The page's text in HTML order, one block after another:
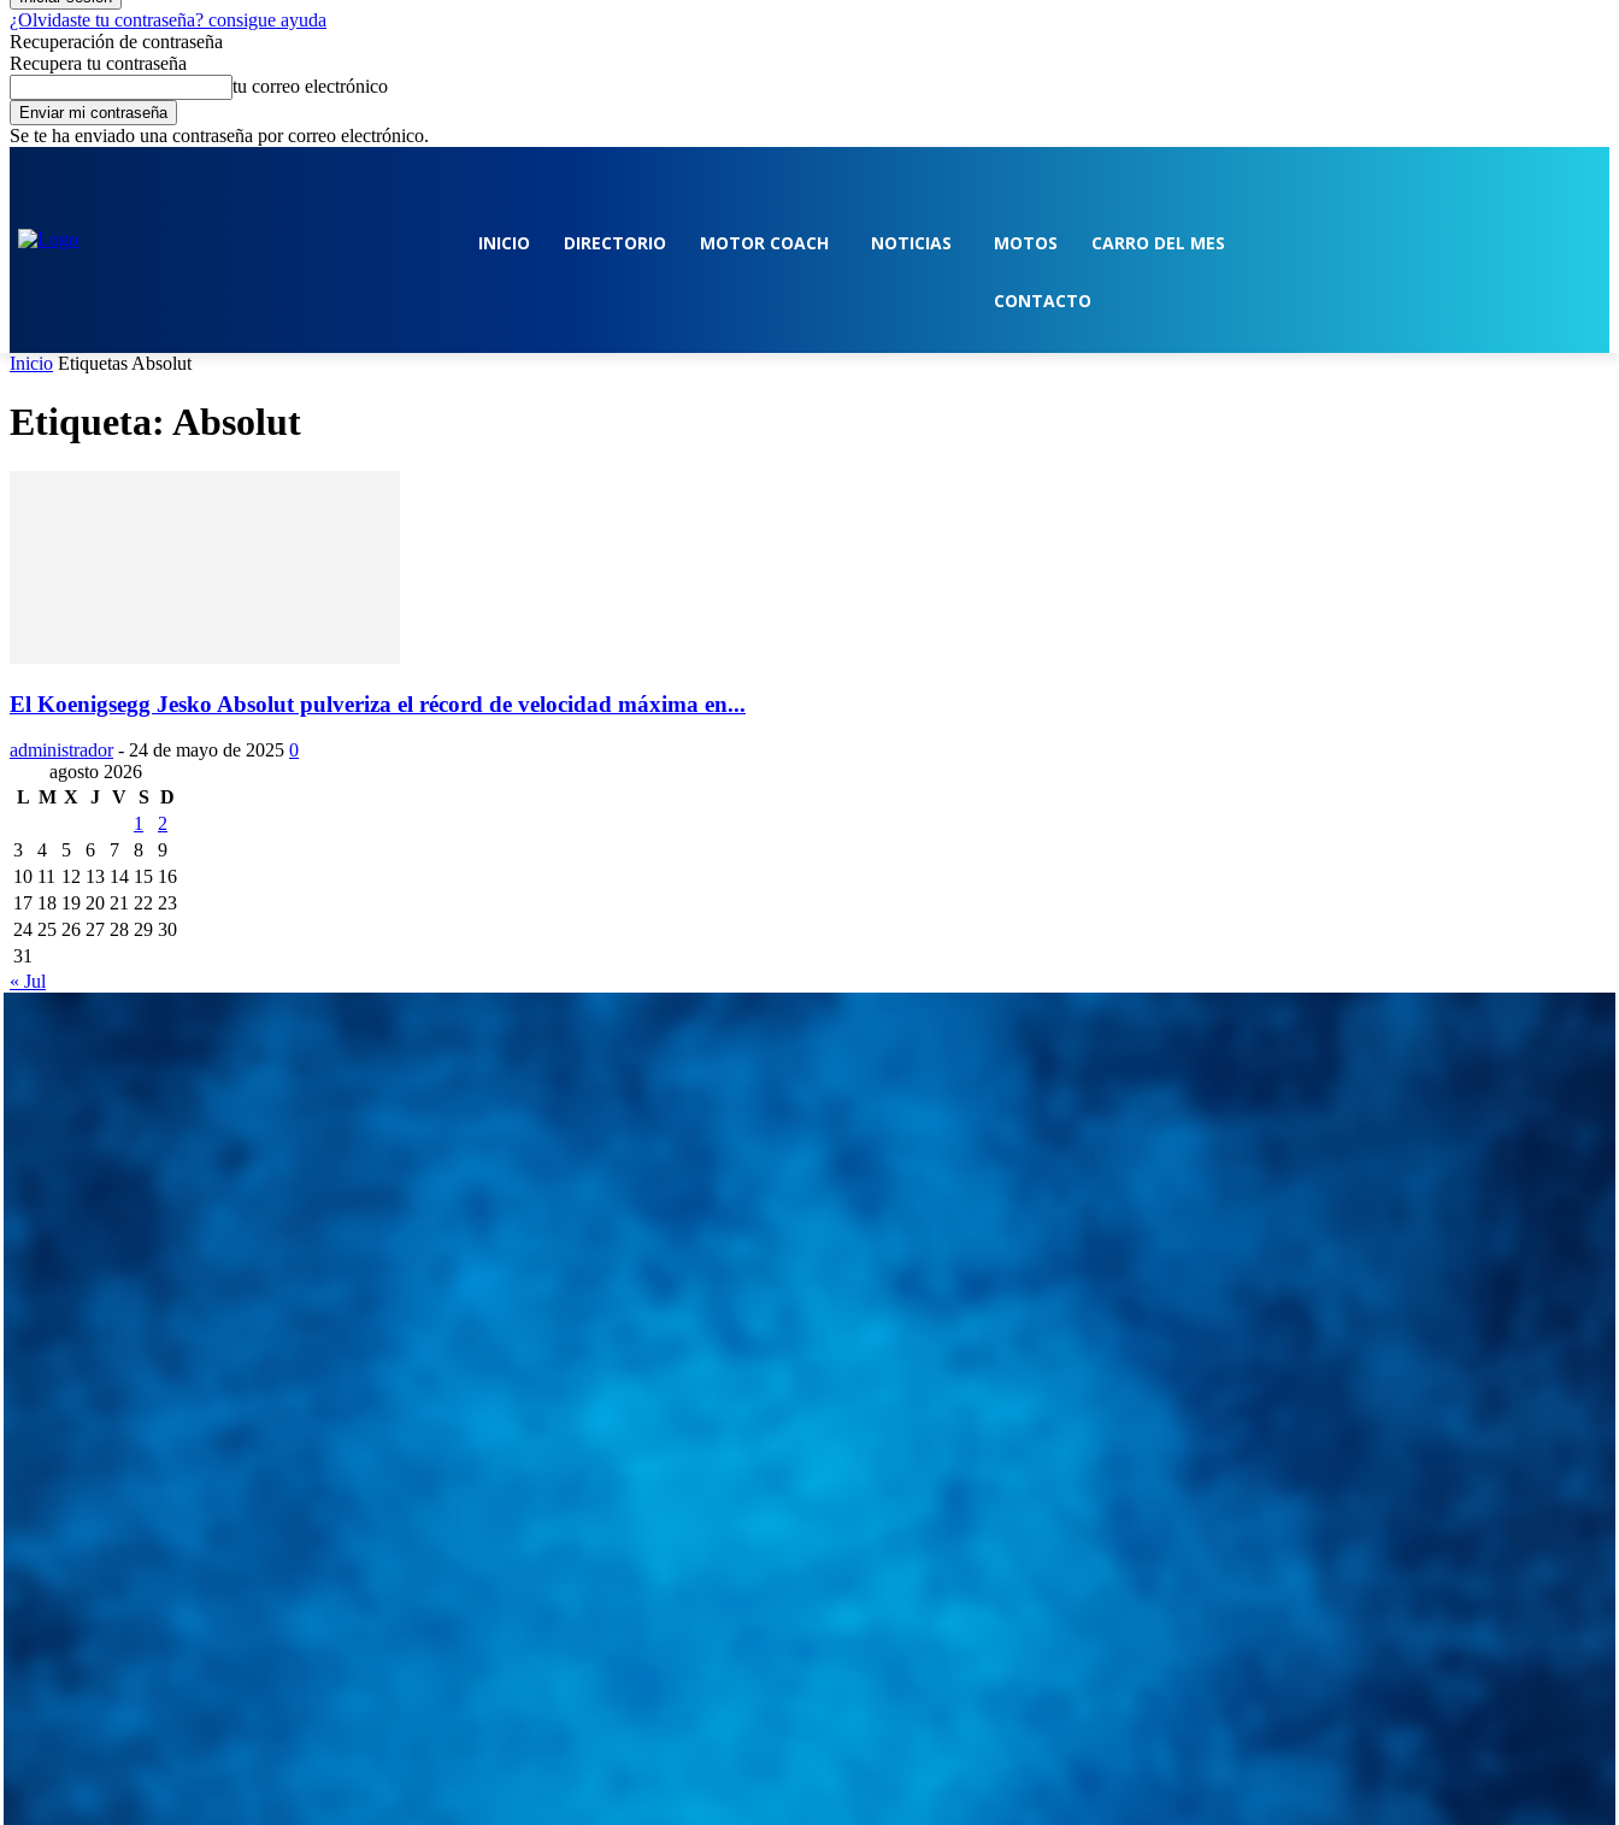
¿Olvidaste tu contraseña? consigue ayuda
Recuperación de contraseña
Recupera tu contraseña
tu correo electrónico
Se te ha enviado una contraseña por correo electrónico.
INICIO DIRECTORIO MOTOR COACH NOTICIAS MOTOS CARRO DEL MES
CONTACTO
Inicio Etiquetas Absolut
Etiqueta: Absolut
El Koenigsegg Jesko Absolut pulveriza el récord de velocidad máxima en...
administrador - 24 de mayo de 2025 0
agosto 2026
L M X J V S D
1
2
3
4 5 6 7 8
9
10 11 12 13 14 15 16
17 18 19 20 21 22 23
24 25 26 27 28 29 30
31
« Jul